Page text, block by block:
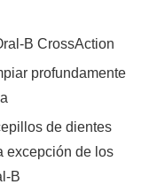
B CrossAction
profundamente
de dientes
excepción de los
B